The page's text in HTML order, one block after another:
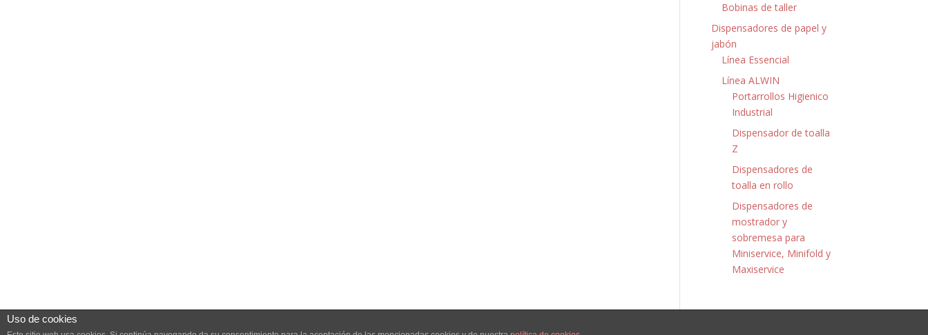
Bobinas de taller
Dispensadores de papel y
jabón
Línea Essencial
Línea ALWIN
Portarrollos Higienico
Industrial
Dispensador de toalla
Z
Dispensadores de
toalla en rollo
Dispensadores de
mostrador y
sobremesa para
Miniservice, Minifold y
Maxiservice
Uso de cookies